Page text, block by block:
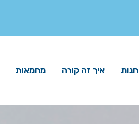
חנות איך זה קורה מחמאות